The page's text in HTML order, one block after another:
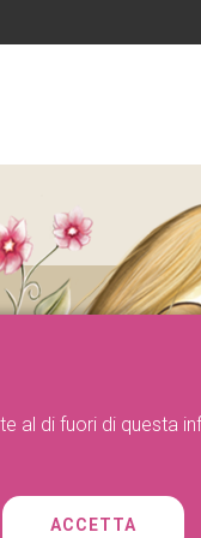
al di fuori di questa
ACCETTA